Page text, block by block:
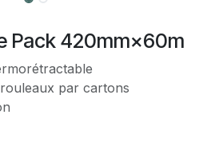
Pack 420mm×60m
par cartons